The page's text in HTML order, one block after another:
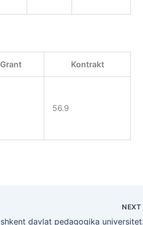
Grant Kontrakt
56.9
NEXT